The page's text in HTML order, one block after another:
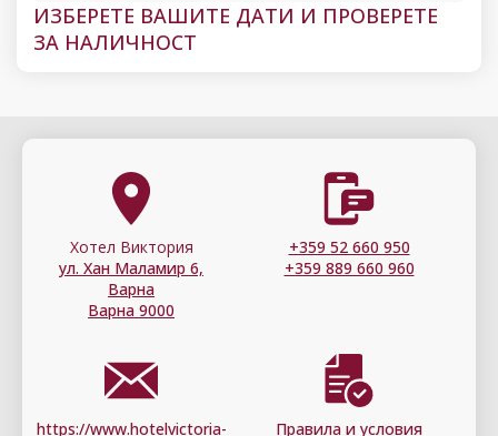
ИЗБЕРЕТЕ ВАШИТЕ ДАТИ И ПРОВЕРЕТЕ
ЗА НАЛИЧНОСТ
Хотел Виктория
ул. Хан Маламир 6,
Варна
Варна 9000
+359 52 660 950
+359 889 660 960
https://www.hotelvictoria- Правила и условия